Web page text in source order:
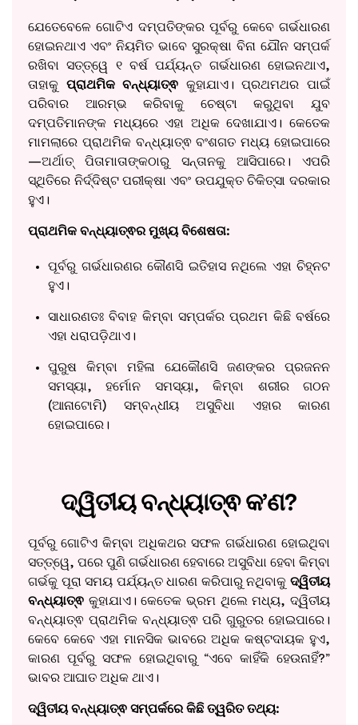
ଯେତେବେଳେ ଗୋଟିଏ ଦମ୍ପତିଙ୍କର ପୂର୍ବରୁ କେବେ ଗର୍ଭଧାରଣ
ହୋଇନଥାଏ ଏବଂ ନିୟମିତ ଭାବେ ସୁରକ୍ଷା ବିନା ଯୌନ ସମ୍ପର୍କ
ରଖିବା ସତ୍ତ୍ୱେ ୧ ବର୍ଷ ପର୍ଯ୍ୟନ୍ତ ଗର୍ଭଧାରଣ ହୋଇନଥାଏ,
ତାହାକୁ ପ୍ରାଥମିକ ବନ୍ଧ୍ୟାତ୍ଵ କୁହାଯାଏ। ପ୍ରଥମଥର ପାଇଁ
ପରିବାର ଆରମ୍ଭ କରିବାକୁ ଚେଷ୍ଟା କରୁଥିବା ଯୁବ
ଦମ୍ପତିମାନଙ୍କ ମଧ୍ୟରେ ଏହା ଅଧିକ ଦେଖାଯାଏ। କେତେକ
ମାମଲାରେ ପ୍ରାଥମିକ ବନ୍ଧ୍ୟାତ୍ଵ ବଂଶଗତ ମଧ୍ୟ ହୋଇପାରେ
—ଅର୍ଥାତ୍ ପିତାମାତାଙ୍କଠାରୁ ସନ୍ତାନକୁ ଆସିପାରେ। ଏପରି
ସ୍ଥିତିରେ ନିର୍ଦ୍ଦିଷ୍ଟ ପରୀକ୍ଷା ଏବଂ ଉପଯୁକ୍ତ ଚିକିତ୍ସା ଦରକାର
ହୁଏ।
ପ୍ରାଥମିକ ବନ୍ଧ୍ୟାତ୍ଵର ମୁଖ୍ୟ ବିଶେଷତା:
ପୂର୍ବରୁ ଗର୍ଭଧାରଣର କୌଣସି ଇତିହାସ ନଥିଲେ ଏହା ଚିହ୍ନଟ
ହୁଏ।
ସାଧାରଣତଃ ବିବାହ କିମ୍ବା ସମ୍ପର୍କର ପ୍ରଥମ କିଛି ବର୍ଷରେ
ଏହା ଧରାପଡ଼ିଥାଏ।
ପୁରୁଷ କିମ୍ବା ମହିଳା ଯେକୌଣସି ଜଣଙ୍କର ପ୍ରଜନନ
ସମସ୍ୟା, ହର୍ମୋନ ସମସ୍ୟା, କିମ୍ବା ଶରୀର ଗଠନ
(ଆନାଟୋମି) ସମ୍ବନ୍ଧୀୟ ଅସୁବିଧା ଏହାର କାରଣ
ହୋଇପାରେ।
ଦ୍ୱିତୀୟ ବନ୍ଧ୍ୟାତ୍ଵ କ’ଣ?
ପୂର୍ବରୁ ଗୋଟିଏ କିମ୍ବା ଅଧିକଥର ସଫଳ ଗର୍ଭଧାରଣ ହୋଇଥିବା
ସତ୍ତ୍ୱେ, ପରେ ପୁଣି ଗର୍ଭଧାରଣ ହେବାରେ ଅସୁବିଧା ହେବା କିମ୍ବା
ଗର୍ଭକୁ ପୂରା ସମୟ ପର୍ଯ୍ୟନ୍ତ ଧାରଣ କରିପାରୁ ନଥିବାକୁ ଦ୍ୱିତୀୟ
ବନ୍ଧ୍ୟାତ୍ଵ କୁହାଯାଏ। କେତେକ ଭ୍ରମ ଥିଲେ ମଧ୍ୟ, ଦ୍ୱିତୀୟ
ବନ୍ଧ୍ୟାତ୍ଵ ପ୍ରାଥମିକ ବନ୍ଧ୍ୟାତ୍ଵ ପରି ଗୁରୁତର ହୋଇପାରେ।
କେବେ କେବେ ଏହା ମାନସିକ ଭାବରେ ଅଧିକ କଷ୍ଟଦାୟକ ହୁଏ,
କାରଣ ପୂର୍ବରୁ ସଫଳ ହୋଇଥିବାରୁ “ଏବେ କାହିଁକି ହେଉନାହିଁ?”
ଭାବର ଆଘାତ ଅଧିକ ଥାଏ।
ଦ୍ୱିତୀୟ ବନ୍ଧ୍ୟାତ୍ଵ ସମ୍ପର୍କରେ କିଛି ତ୍ୱରିତ ତଥ୍ୟ: